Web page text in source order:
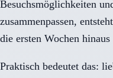
Besuchsmöglichkeiten
zusammenpassen,
die ersten Wochen hinaus
Praktisch bedeutet das: